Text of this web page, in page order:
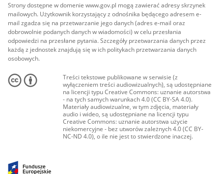
Strony dostępne w domenie www.gov.pl mogą zawierać adresy skrzynek
mailowych. Użytkownik korzystający z odnośnika będącego adresem e-
mail zgadza się na przetwarzanie jego danych (adres e-mail oraz
dobrowolnie podanych danych w wiadomości) w celu przesłania
odpowiedzi na przesłane pytania. Szczegóły przetwarzania danych przez
każdą z jednostek znajdują się w ich politykach przetwarzania danych
osobowych.
Treści tekstowe publikowane w serwisie (z
wyłączeniem treści audiowizualnych), są udostępniane
na licencji typu Creative Commons: uznanie autorstwa
- na tych samych warunkach 4.0 (CC BY-SA 4.0).
Materiały audiowizualne, w tym zdjęcia, materiały
audio i wideo, są udostępniane na licencji typu
Creative Commons: uznanie autorstwa użycie
niekomercyjne - bez utworów zależnych 4.0 (CC BY-
NC-ND 4.0), o ile nie jest to stwierdzone inaczej.